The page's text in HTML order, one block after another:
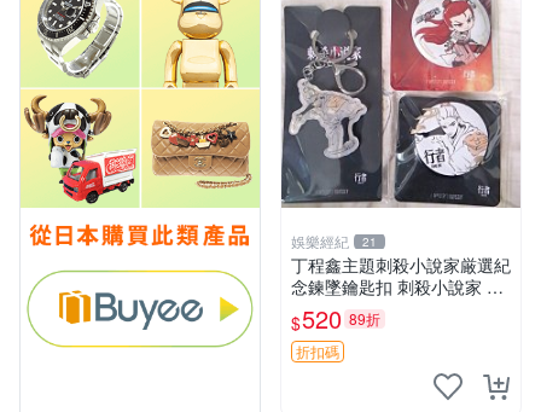
娛樂經紀 21
丁程鑫主題刺殺小說家厳選紀
念鍊墜鑰匙扣 刺殺小說家 丁
程鑫 鍊墜
$520 89折
折扣碼